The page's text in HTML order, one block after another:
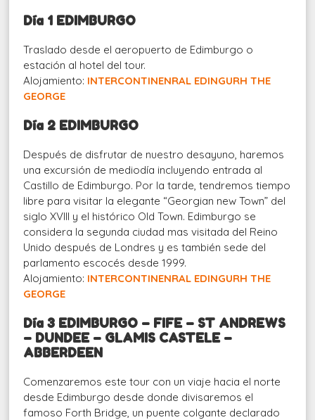
Día 1 EDIMBURGO
Traslado desde el aeropuerto de Edimburgo o
estación al hotel del tour.
Alojamiento: INTERCONTINENRAL EDINGURH THE
GEORGE
Día 2 EDIMBURGO
Después de disfrutar de nuestro desayuno, haremos
una excursión de mediodía incluyendo entrada al
Castillo de Edimburgo. Por la tarde, tendremos tiempo
libre para visitar la elegante “Georgian new Town” del
siglo XVIII y el histórico Old Town. Edimburgo se
considera la segunda ciudad mas visitada del Reino
Unido después de Londres y es también sede del
parlamento escocés desde 1999.
Alojamiento: INTERCONTINENRAL EDINGURH THE
GEORGE
Día 3 EDIMBURGO – FIFE – ST ANDREWS
– DUNDEE – GLAMIS CASTELE –
ABBERDEEN
Comenzaremos este tour con un viaje hacia el norte
desde Edimburgo desde donde divisaremos el
famoso Forth Bridge, un puente colgante declarado